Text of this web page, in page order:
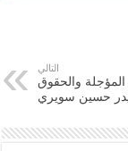
التالي
المؤجلة والحقوق
حسين سويري